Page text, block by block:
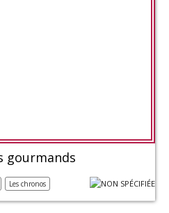
gourmands
Les chronos